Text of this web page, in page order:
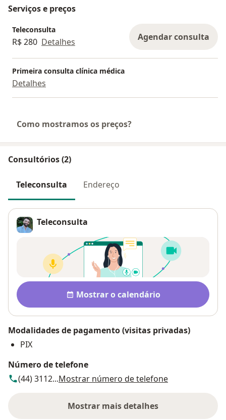
Serviços e preços
Teleconsulta
R$ 280 Detalhes Agendar consulta
Primeira consulta clínica médica
Detalhes
Como mostramos os preços?
Consultórios (2)
Teleconsulta Endereço
Teleconsulta
Disponibilidade
Mostrar o calendário
Modalidades de pagamento (visitas privadas)
PIX
Número de telefone
(44) 3112...Mostrar número de telefone
Mostrar mais detalhes
sobre o endereço